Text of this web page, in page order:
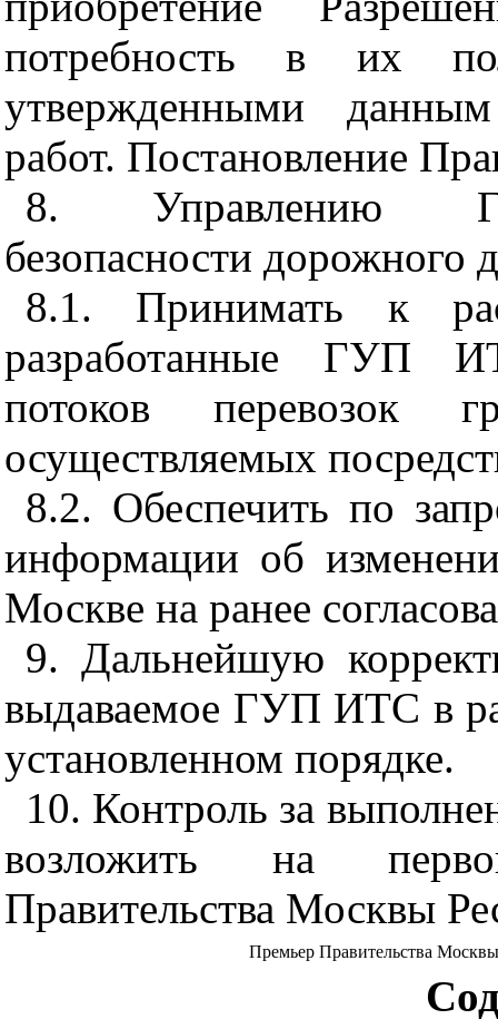
потребность в их
утвержденными
работ. Постановление
8. Управлению
безопасности
8.1. Принимать к
разработанные ГУП
потоков перевозок
осуществляемых
8.2. Обеспечить по
информации об
Москве на ранее
9. Дальнейшую
выдаваемое ГУП ИТС в
установленном порядке.
10. Контроль за
возложить на
Правительства Москвы
Премьер Правительства